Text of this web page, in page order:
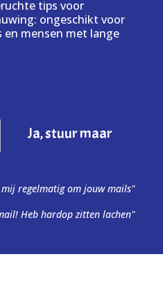
tips voor
ongeschikt voor
en mensen met lange
mij regelmatig om jouw mails"
Heb hardop zitten lachen"